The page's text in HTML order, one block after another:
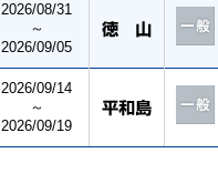
2026/08/31
～
2026/09/05
2026/09/14
～
2026/09/19